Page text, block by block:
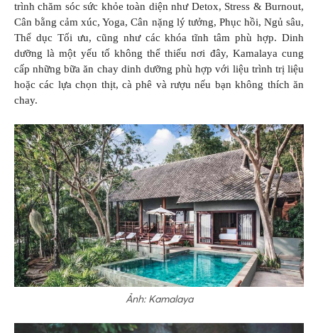
trình chăm sóc sức khỏe toàn diện như Detox, Stress & Burnout,
Cân bằng cảm xúc, Yoga, Cân nặng lý tưởng, Phục hồi, Ngủ sâu,
Thể dục Tối ưu, cũng như các khóa tĩnh tâm phù hợp. Dinh
dưỡng là một yếu tố không thể thiếu nơi đây, Kamalaya cung
cấp những bữa ăn chay dinh dưỡng phù hợp với liệu trình trị liệu
hoặc các lựa chọn thịt, cà phê và rượu nếu bạn không thích ăn
chay.
Ảnh: Kamalaya